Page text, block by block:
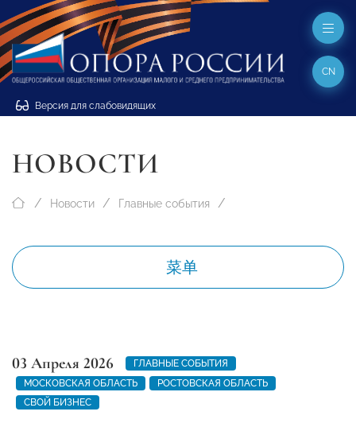
Версия для слабовидящих
CN
НОВОСТИ
Новости Главные события
菜单
03 Апреля 2026
ГЛАВНЫЕ СОБЫТИЯ
МОСКОВСКАЯ ОБЛАСТЬ
РОСТОВСКАЯ ОБЛАСТЬ
СВОЙ БИЗНЕС